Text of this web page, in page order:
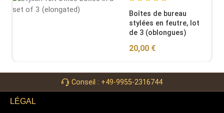
Average rating of 5 out of
Boîtes de bureau
stylées en feutre, lot
de 3 (oblongues)
Regular price:
20,00 €
Conseil : +49-9955-2316744
LÉGAL